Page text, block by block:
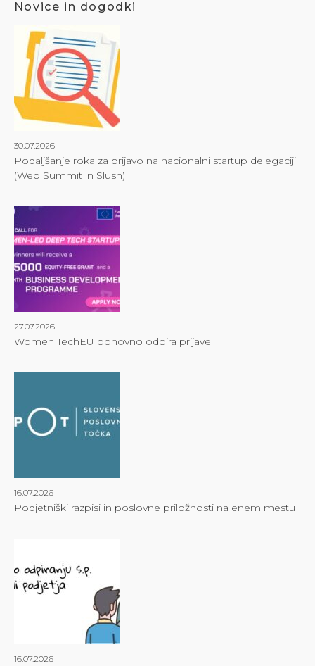
Novice in dogodki
30.07.2026
Podaljšanje roka za prijavo na nacionalni startup delegaciji
(Web Summit in Slush)
27.07.2026
Women TechEU ponovno odpira prijave
16.07.2026
Podjetniški razpisi in poslovne priložnosti na enem mestu
16.07.2026